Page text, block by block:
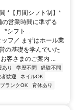
*【月間シフト制】*
営業時間に準ずる
*シフト...
フ／ まずはホール業
の基礎を学んでいた
客さまのご案内 ...
あり 学歴不問
経験不問
歓迎
ネイルOK
ブランクOK
育休あり